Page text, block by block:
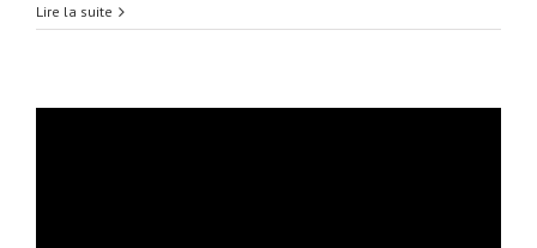
au
Lire la suite